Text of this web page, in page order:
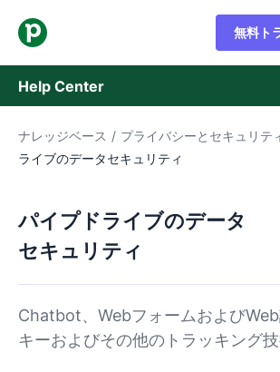
無料ト
Help Center
ナレッジベース
サポートに問い合わせる
ナレッジベース / プライバシーとセキュリテ
ライブのデータセキュリティ
パイプドライブのデータ
セキュリティ
Chatbot、Webフォームおよび
キーおよびその他のトラッキング